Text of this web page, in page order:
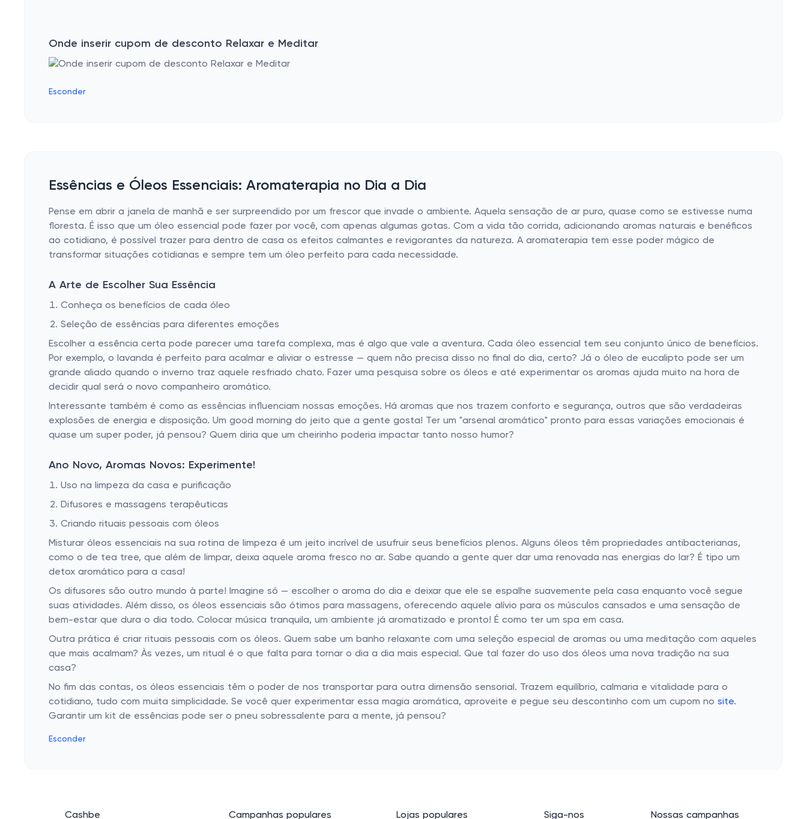
Onde inserir cupom de desconto Relaxar e Meditar
Esconder
Essências e Óleos Essenciais: Aromaterapia no Dia a Dia
Pense em abrir a janela de manhã e ser surpreendido por um frescor que invade o ambiente. Aquela sensação de ar puro, quase como se estivesse numa
floresta. É isso que um óleo essencial pode fazer por você, com apenas algumas gotas. Com a vida tão corrida, adicionando aromas naturais e benéficos
ao cotidiano, é possível trazer para dentro de casa os efeitos calmantes e revigorantes da natureza. A aromaterapia tem esse poder mágico de
transformar situações cotidianas e sempre tem um óleo perfeito para cada necessidade.
A Arte de Escolher Sua Essência
Conheça os benefícios de cada óleo
Seleção de essências para diferentes emoções
Escolher a essência certa pode parecer uma tarefa complexa, mas é algo que vale a aventura. Cada óleo essencial tem seu conjunto único de benefícios.
Por exemplo, o lavanda é perfeito para acalmar e aliviar o estresse — quem não precisa disso no final do dia, certo? Já o óleo de eucalipto pode ser um
grande aliado quando o inverno traz aquele resfriado chato. Fazer uma pesquisa sobre os óleos e até experimentar os aromas ajuda muito na hora de
decidir qual será o novo companheiro aromático.
Interessante também é como as essências influenciam nossas emoções. Há aromas que nos trazem conforto e segurança, outros que são verdadeiras
explosões de energia e disposição. Um good morning do jeito que a gente gosta! Ter um "arsenal aromático" pronto para essas variações emocionais é
quase um super poder, já pensou? Quem diria que um cheirinho poderia impactar tanto nosso humor?
Ano Novo, Aromas Novos: Experimente!
Uso na limpeza da casa e purificação
Difusores e massagens terapêuticas
Criando rituais pessoais com óleos
Misturar óleos essenciais na sua rotina de limpeza é um jeito incrível de usufruir seus benefícios plenos. Alguns óleos têm propriedades antibacterianas,
como o de tea tree, que além de limpar, deixa aquele aroma fresco no ar. Sabe quando a gente quer dar uma renovada nas energias do lar? É tipo um
detox aromático para a casa!
Os difusores são outro mundo à parte! Imagine só — escolher o aroma do dia e deixar que ele se espalhe suavemente pela casa enquanto você segue
suas atividades. Além disso, os óleos essenciais são ótimos para massagens, oferecendo aquele alívio para os músculos cansados e uma sensação de
bem-estar que dura o dia todo. Colocar música tranquila, um ambiente já aromatizado e pronto! É como ter um spa em casa.
Outra prática é criar rituais pessoais com os óleos. Quem sabe um banho relaxante com uma seleção especial de aromas ou uma meditação com aqueles
que mais acalmam? Às vezes, um ritual é o que falta para tornar o dia a dia mais especial. Que tal fazer do uso dos óleos uma nova tradição na sua
casa?
No fim das contas, os óleos essenciais têm o poder de nos transportar para outra dimensão sensorial. Trazem equilíbrio, calmaria e vitalidade para o
cotidiano, tudo com muita simplicidade. Se você quer experimentar essa magia aromática, aproveite e pegue seu descontinho com um cupom no site.
Garantir um kit de essências pode ser o pneu sobressalente para a mente, já pensou?
Esconder
Cashbe Campanhas populares Lojas populares Siga-nos Nossas campanhas